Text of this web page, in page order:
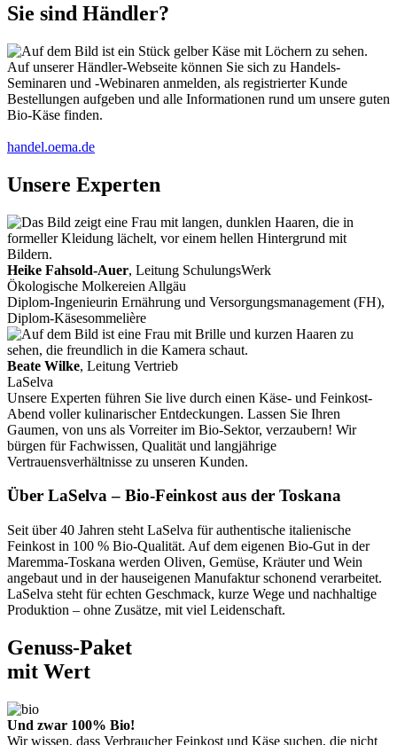
Sie sind Händler?
Auf unserer Händler-Webseite können Sie sich zu Handels-
Seminaren und -Webinaren anmelden, als registrierter Kunde
Bestellungen aufgeben und alle Informationen rund um unsere guten
Bio-Käse finden.
handel.oema.de
Unsere Experten
Heike Fahsold-Auer, Leitung SchulungsWerk
Ökologische Molkereien Allgäu
Diplom-Ingenieurin Ernährung und Versorgungsmanagement (FH),
Diplom-Käsesommelière
Beate Wilke, Leitung Vertrieb
LaSelva
Unsere Experten führen Sie live durch einen Käse- und Feinkost-
Abend voller kulinarischer Entdeckungen. Lassen Sie Ihren
Gaumen, von uns als Vorreiter im Bio-Sektor, verzaubern! Wir
bürgen für Fachwissen, Qualität und langjährige
Vertrauensverhältnisse zu unseren Kunden.
Über LaSelva – Bio-Feinkost aus der Toskana
Seit über 40 Jahren steht LaSelva für authentische italienische
Feinkost in 100 % Bio-Qualität. Auf dem eigenen Bio-Gut in der
Maremma-Toskana werden Oliven, Gemüse, Kräuter und Wein
angebaut und in der hauseigenen Manufaktur schonend verarbeitet.
LaSelva steht für echten Geschmack, kurze Wege und nachhaltige
Produktion – ohne Zusätze, mit viel Leidenschaft.
Genuss-Paket
mit Wert
Und zwar 100% Bio!
Wir wissen, dass Verbraucher Feinkost und Käse suchen, die nicht